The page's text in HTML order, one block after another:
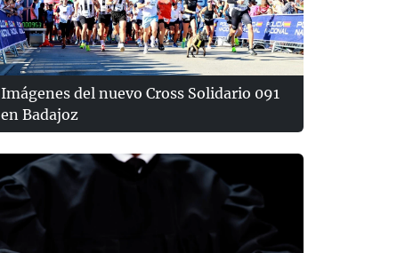
Imágenes del nuevo Cross Solidario 091
en Badajoz